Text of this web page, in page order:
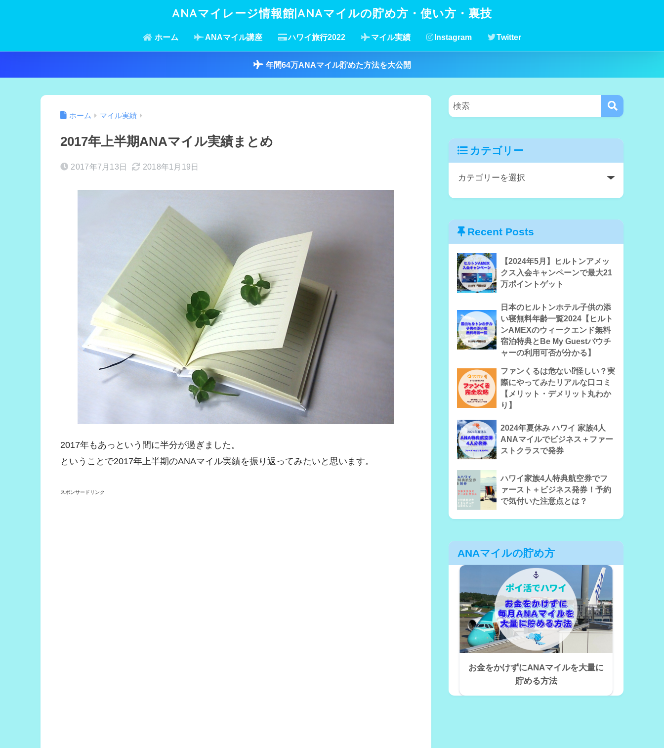
ANAマイレージ情報館|ANAマイルの貯め方・使い方・裏技
ホーム ANAマイル講座 ハワイ旅行2022 マイル実績 Instagram Twitter
年間64万ANAマイル貯めた方法を大公開
ホーム マイル実績
2017年上半期ANAマイル実績まとめ
2017年7月13日 2018年1月19日
2017年もあっという間に半分が過ぎました。
ということで2017年上半期のANAマイル実績を振り返ってみたいと思います。
スポンサードリンク
カテゴリー
Recent Posts
【2024年5月】ヒルトンアメッ
クス入会キャンペーンで最大21
万ポイントゲット
日本のヒルトンホテル子供の添
い寝無料年齢一覧2024【ヒルト
ンAMEXのウィークエンド無料
宿泊特典とBe My Guestバウチ
ャーの利用可否が分かる】
ファンくるは危ない⁉怪しい？実
際にやってみたリアルな口コミ
【メリット・デメリット丸わか
り】
2024年夏休み ハワイ 家族4人
ANAマイルでビジネス＋ファー
ストクラスで発券
ハワイ家族4人特典航空券でフ
ァースト＋ビジネス発券！予約
で気付いた注意点とは？
ANAマイルの貯め方
お金をかけずにANAマイルを大量に
貯める方法